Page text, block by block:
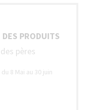
DES PRODUITS
pères
du 8 Mai au 30 juin